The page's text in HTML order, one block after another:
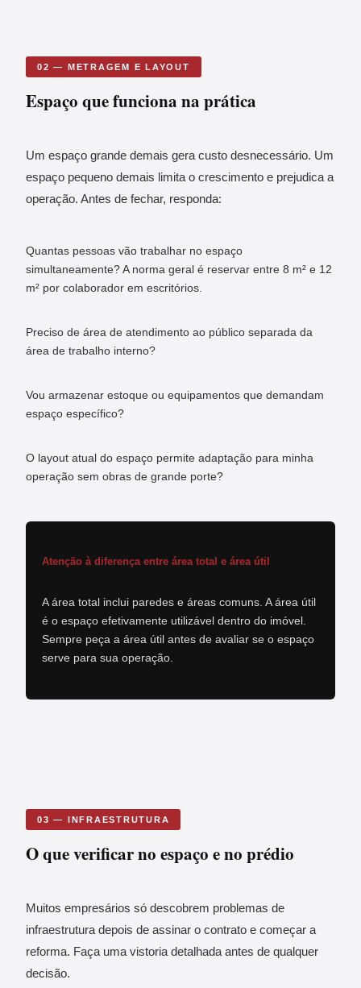
02 — METRAGEM E LAYOUT
Espaço que funciona na prática
Um espaço grande demais gera custo desnecessário. Um
espaço pequeno demais limita o crescimento e prejudica a
operação. Antes de fechar, responda:
Quantas pessoas vão trabalhar no espaço
simultaneamente? A norma geral é reservar entre 8 m² e 12
m² por colaborador em escritórios.
Preciso de área de atendimento ao público separada da
área de trabalho interno?
Vou armazenar estoque ou equipamentos que demandam
espaço específico?
O layout atual do espaço permite adaptação para minha
operação sem obras de grande porte?
Atenção à diferença entre área total e área útil
A área total inclui paredes e áreas comuns. A área útil
é o espaço efetivamente utilizável dentro do imóvel.
Sempre peça a área útil antes de avaliar se o espaço
serve para sua operação.
03 — INFRAESTRUTURA
O que verificar no espaço e no prédio
Muitos empresários só descobrem problemas de
infraestrutura depois de assinar o contrato e começar a
reforma. Faça uma vistoria detalhada antes de qualquer
decisão.